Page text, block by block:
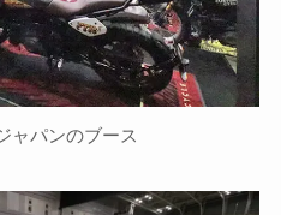
ャパンのブース